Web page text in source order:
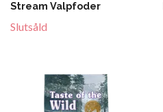
Stream Valpfoder
Slutsåld